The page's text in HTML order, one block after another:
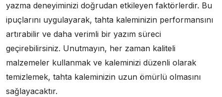
yazma deneyiminizi doğrudan etkileyen faktörlerdir. Bu
ipuçlarını uygulayarak, tahta kaleminizin performansını
artırabilir ve daha verimli bir yazım süreci
geçirebilirsiniz. Unutmayın, her zaman kaliteli
malzemeler kullanmak ve kaleminizi düzenli olarak
temizlemek, tahta kaleminizin uzun ömürlü olmasını
sağlayacaktır.